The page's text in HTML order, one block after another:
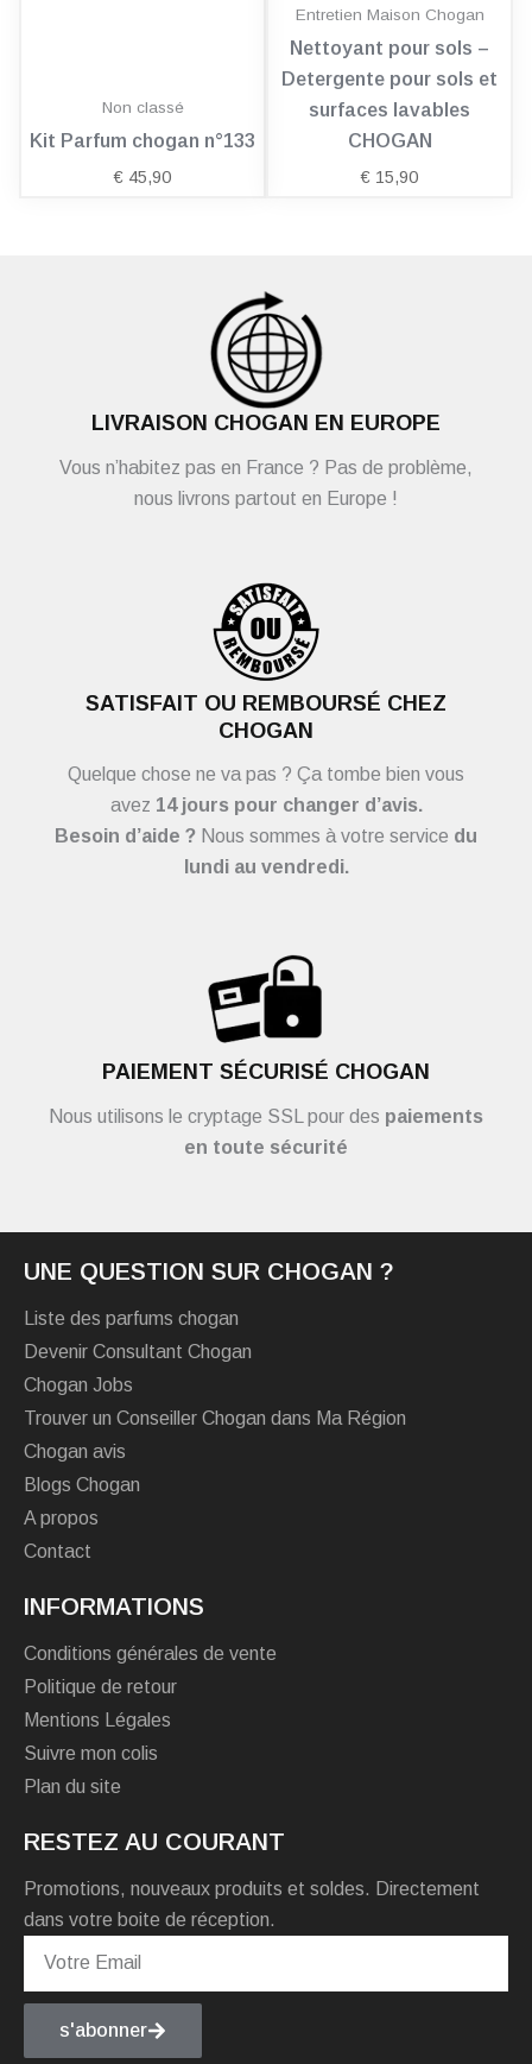
Non classé
Kit Parfum chogan n°133
€ 45,90
Entretien Maison Chogan
Nettoyant pour sols –
Detergente pour sols et
surfaces lavables
CHOGAN
€ 15,90
LIVRAISON CHOGAN EN EUROPE
Vous n’habitez pas en France ? Pas de problème,
nous livrons partout en Europe !
SATISFAIT OU REMBOURSÉ CHEZ
CHOGAN
Quelque chose ne va pas ? Ça tombe bien vous
avez 14 jours pour changer d’avis.
Besoin d’aide ? Nous sommes à votre service du
lundi au vendredi.
PAIEMENT SÉCURISÉ CHOGAN
Nous utilisons le cryptage SSL pour des paiements
en toute sécurité
UNE QUESTION SUR CHOGAN ?
Liste des parfums chogan
Devenir Consultant Chogan
Chogan Jobs
Trouver un Conseiller Chogan dans Ma Région
Chogan avis
Blogs Chogan
A propos
Contact
INFORMATIONS
Conditions générales de vente
Politique de retour
Mentions Légales
Suivre mon colis
Plan du site
RESTEZ AU COURANT
Promotions, nouveaux produits et soldes. Directement
dans votre boite de réception.
s'abonner